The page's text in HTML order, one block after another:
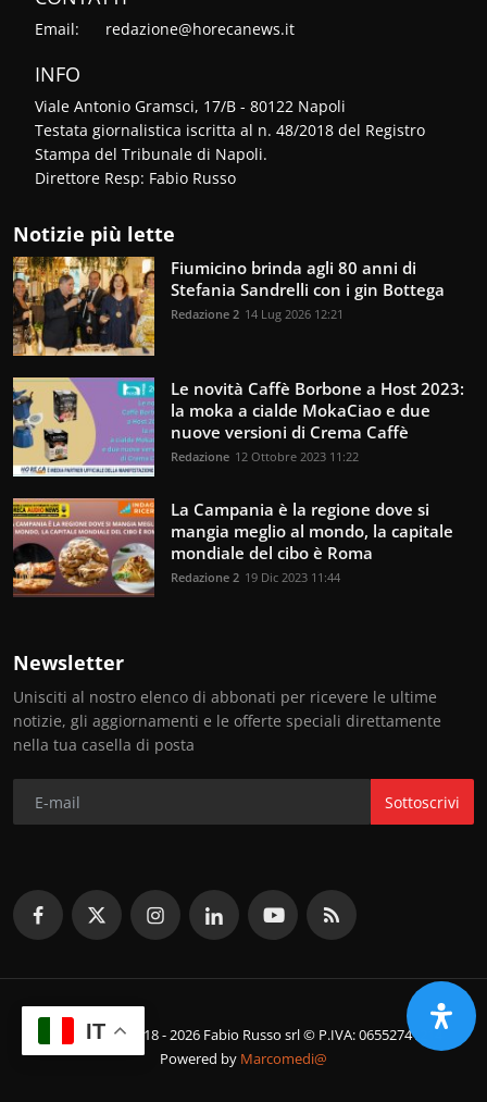
Email: redazione@horecanews.it
INFO
Viale Antonio Gramsci, 17/B - 80122 Napoli
Testata giornalistica iscritta al n. 48/2018 del Registro
Stampa del Tribunale di Napoli.
Direttore Resp: Fabio Russo
Notizie più lette
Fiumicino brinda agli 80 anni di
Stefania Sandrelli con i gin Bottega
Redazione 2 14 Lug 2026 12:21
Le novità Caffè Borbone a Host 2023:
la moka a cialde MokaCiao e due
nuove versioni di Crema Caffè
Redazione 12 Ottobre 2023 11:22
La Campania è la regione dove si
mangia meglio al mondo, la capitale
mondiale del cibo è Roma
Redazione 2 19 Dic 2023 11:44
Newsletter
Unisciti al nostro elenco di abbonati per ricevere le ultime
notizie, gli aggiornamenti e le offerte speciali direttamente
nella tua casella di posta
Sottoscrivi
© Copyright 2018 - 2026 Fabio Russo srl © P.IVA: 06552741214
Powered by Marcomedi@
IT